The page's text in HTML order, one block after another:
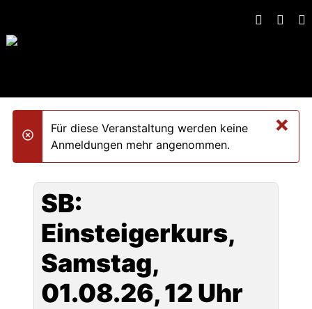
×
danger
Für diese Veranstaltung werden keine
Anmeldungen mehr angenommen.
SB:
Einsteigerkurs,
Samstag,
01.08.26, 12 Uhr